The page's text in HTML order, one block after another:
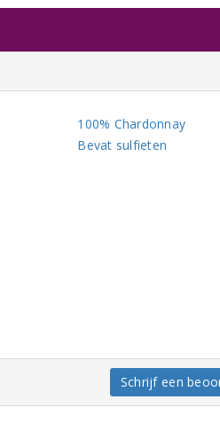
100% Chardonnay
Bevat sulfieten
Schrijf een